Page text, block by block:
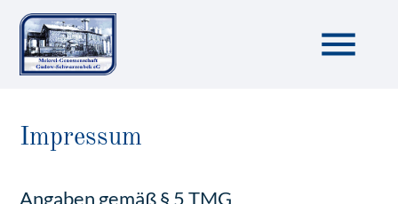
menu
Impressum
Angaben gemäß § 5 TMG